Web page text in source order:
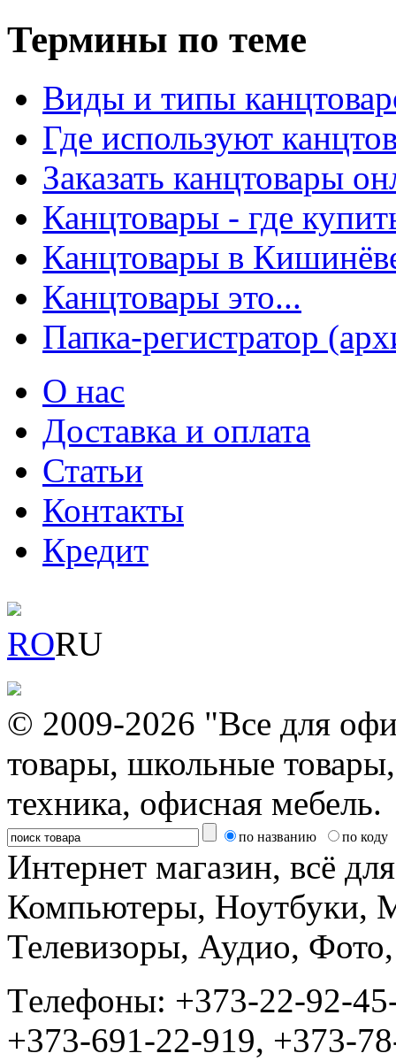
Термины по теме
Виды и типы
Где используют
Заказать канцтовары
Канцтовары - где
Канцтовары в
Канцтовары это...
Папка-регистратор
О нас
Доставка и оплата
Статьи
Контакты
Кредит
RORU
© 2009-2026 "Все для
товары, школьные
техника, офисная мебель.
по названию по коду
Интернет магазин, всё
Компьютеры, Ноутбуки,
Телевизоры, Аудио,
Tелефоны: +373-22-92-
+373-691-22-919, +373-